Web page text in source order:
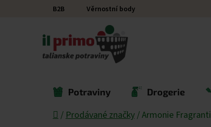
B2B Věrnostní body
Potraviny Drogerie
Domů
/ Prodávané značky /Armonie Fragranti